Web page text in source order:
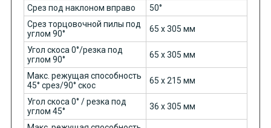
Срез под наклоном вправо
50°
Срез торцовочной пилы под
углом 90°
65 x 305 мм
Угол скоса 0°/резка под
углом 90°
65 x 305 мм
Макс. режущая способность
45° cpeз/90° скос
65 x 215 мм
Угол скоса 0° / резка под
углом 45°
36 x 305 мм